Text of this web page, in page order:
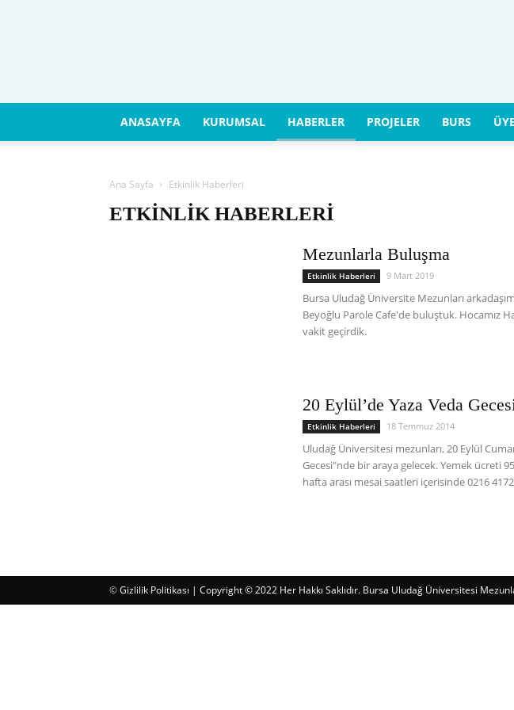
ANASAYFA KURUMSAL HABERLER PROJELER BURS
Ana Sayfa Etkinlik Haberleri
ETKINLIK HABERLERI
Mezunlarla Buluşma
Etkinlik Haberleri 9 Mart 2019
Bursa Uludağ Üniversite Mezunları
Beyoğlu Parole Cafe'de buluştuk. Hocamız
vakit geçirdik.
20 Eylül’de Yaza Veda
Etkinlik Haberleri 18 Temmuz 2014
Uludağ Üniversitesi mezunları, 20 Eylül
Gecesi"nde bir araya gelecek. Yemek ücreti
hafta arası mesai saatleri içerisinde 0216
©Gizlilik Politikası | Copyright © 2022 Her Hakkı Saklıdır. Bursa Uludağ Üniversitesi